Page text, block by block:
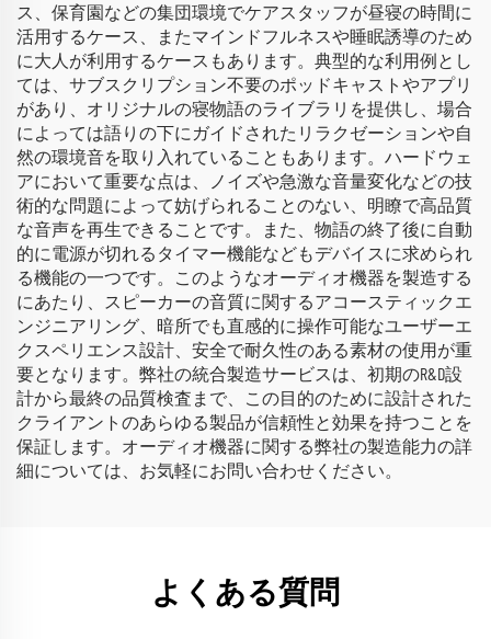
ス、保育園などの集団環境でケアスタッフが昼寝の時間に
活用するケース、またマインドフルネスや睡眠誘導のため
に大人が利用するケースもあります。典型的な利用例とし
ては、サブスクリプション不要のポッドキャストやアプリ
があり、オリジナルの寝物語のライブラリを提供し、場合
によっては語りの下にガイドされたリラクゼーションや自
然の環境音を取り入れていることもあります。ハードウェ
アにおいて重要な点は、ノイズや急激な音量変化などの技
術的な問題によって妨げられることのない、明瞭で高品質
な音声を再生できることです。また、物語の終了後に自動
的に電源が切れるタイマー機能などもデバイスに求められ
る機能の一つです。このようなオーディオ機器を製造する
にあたり、スピーカーの音質に関するアコースティックエ
ンジニアリング、暗所でも直感的に操作可能なユーザーエ
クスペリエンス設計、安全で耐久性のある素材の使用が重
要となります。弊社の統合製造サービスは、初期のR&D設
計から最終の品質検査まで、この目的のために設計された
クライアントのあらゆる製品が信頼性と効果を持つことを
保証します。オーディオ機器に関する弊社の製造能力の詳
細については、お気軽にお問い合わせください。
よくある質問